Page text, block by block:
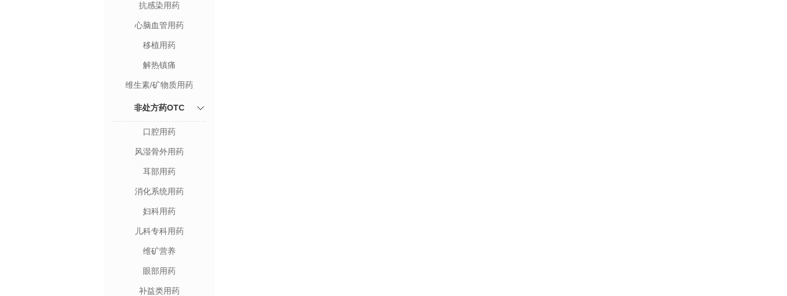
抗感染用药
心脑血管用药
移植用药
解热镇痛
维生素/矿物质用药
非处方药OTC
口腔用药
风湿骨外用药
耳部用药
消化系统用药
妇科用药
儿科专科用药
维矿营养
眼部用药
补益类用药